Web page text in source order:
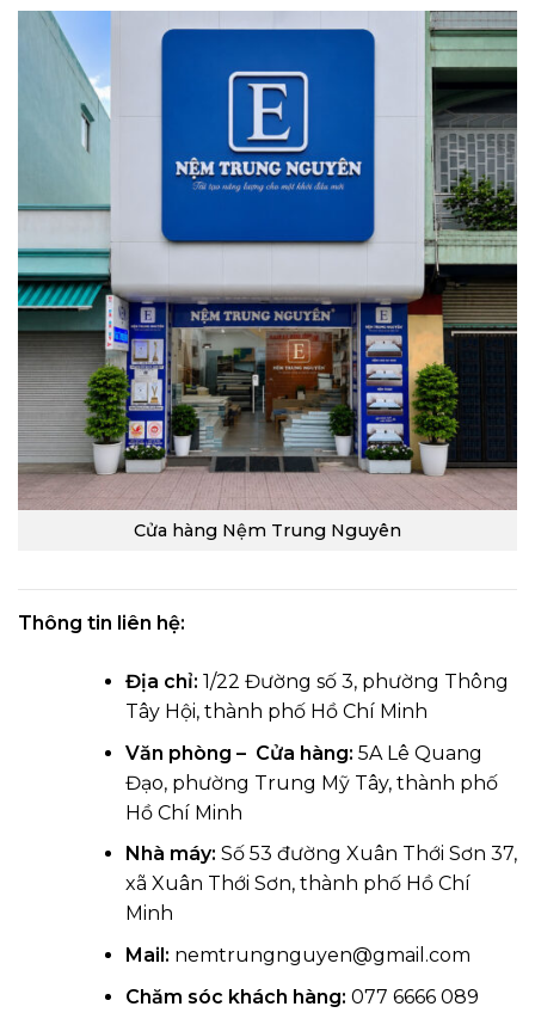
Cửa hàng Nệm Trung Nguyên
Thông tin liên hệ:
Địa chỉ: 1/22 Đường số 3, phường Thông
Tây Hội, thành phố Hồ Chí Minh
Văn phòng – Cửa hàng: 5A Lê Quang
Đạo, phường Trung Mỹ Tây, thành phố
Hồ Chí Minh
Nhà máy: Số 53 đường Xuân Thới Sơn 37,
xã Xuân Thới Sơn, thành phố Hồ Chí
Minh
Mail: nemtrungnguyen@gmail.com
Chăm sóc khách hàng: 077 6666 089